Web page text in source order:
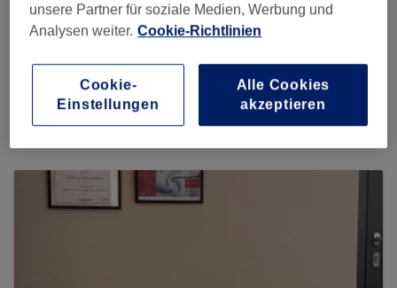
Auf Treatwell finden
Mehr Salons anzeigen
unsere Partner für soziale Medien, Werbung und
Analysen weiter. Cookie-Richtlinien
Cookie-
Einstellungen
Alle Cookies
akzeptieren